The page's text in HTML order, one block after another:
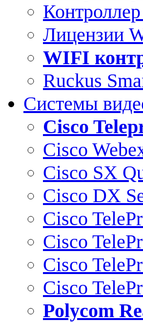
Лицензии
WIFI
Ruckus
Системы
Cisco
Cisco
Cisco SX
Cisco DX
Cisco
Cisco
Cisco
Cisco
Polycom